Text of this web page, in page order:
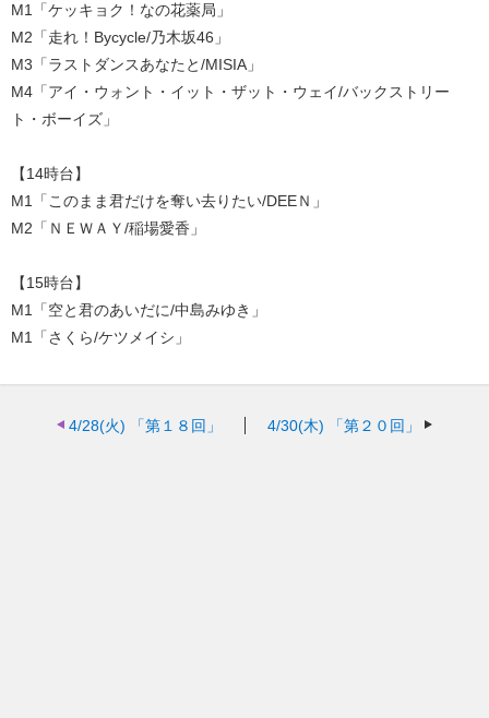
M1「ケッキョク！なの花薬局」
M2「走れ！Bycycle/乃木坂46」
M3「ラストダンスあなたと/MISIA」
M4「アイ・ウォント・イット・ザット・ウェイ/バックストリー
ト・ボーイズ」
【14時台】
M1「このまま君だけを奪い去りたい/DEEＮ」
M2「ＮＥＷＡＹ/稲場愛香」
【15時台】
M1「空と君のあいだに/中島みゆき」
M1「さくら/ケツメイシ」
4/28(火) 「第１８回」 4/30(木) 「第２０回」